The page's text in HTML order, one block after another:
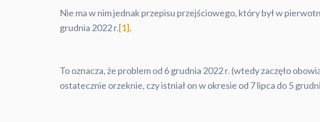
Nie ma w nim jednak przepisu przejściowego, który był w
grudnia 2022 r.[1].
To oznacza, że problem od 6 grudnia 2022 r. (wtedy zaczęło
ostatecznie orzeknie, czy istniał on w okresie od 7 lipca do 5